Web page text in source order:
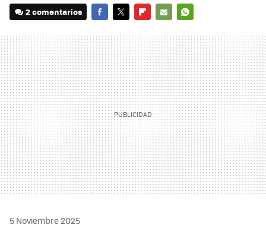
2 comentarios
MAIL
5 Noviembre 2025